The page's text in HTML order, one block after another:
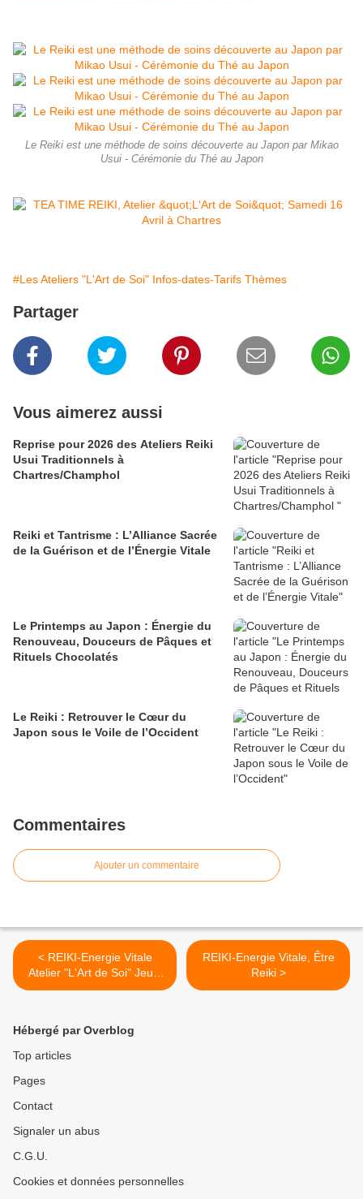
Le Reiki est une méthode de soins découverte au Japon par Mikao
Usui - Cérémonie du Thé au Japon
#Les Ateliers "L'Art de Soi" Infos-dates-Tarifs Thèmes
Partager
Vous aimerez aussi
Reprise pour 2026 des Ateliers Reiki
Usui Traditionnels à
Chartres/Champhol
Reiki et Tantrisme : L’Alliance Sacrée
de la Guérison et de l’Énergie Vitale
Le Printemps au Japon : Énergie du
Renouveau, Douceurs de Pâques et
Rituels Chocolatés
Le Reiki : Retrouver le Cœur du
Japon sous le Voile de l’Occident
Commentaires
Ajouter un commentaire
< REIKI-Energie Vitale
Atelier "L'Art de Soi" Jeudi
31 Mars et Mercredi 6 Avril
REIKI-Energie Vitale, Être
Reiki >
Hébergé par Overblog
Top articles
Pages
Contact
Signaler un abus
C.G.U.
Cookies et données personnelles